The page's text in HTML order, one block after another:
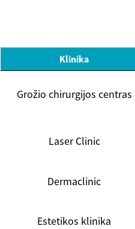
Klinika
Grožio chirurgijos centras
Laser Clinic
Dermaclinic
Estetikos klinika